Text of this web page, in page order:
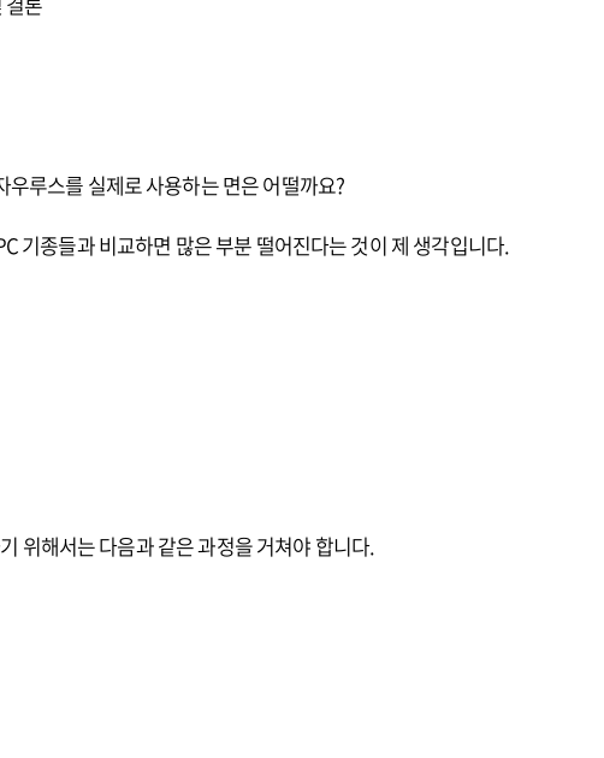
우루스를 실제로 사용하는 면은 어떨까요?
기종들과 비교하면 많은 부분 떨어진다는 것이 제 생각입니다.
위해서는 다음과 같은 과정을 거쳐야 합니다.